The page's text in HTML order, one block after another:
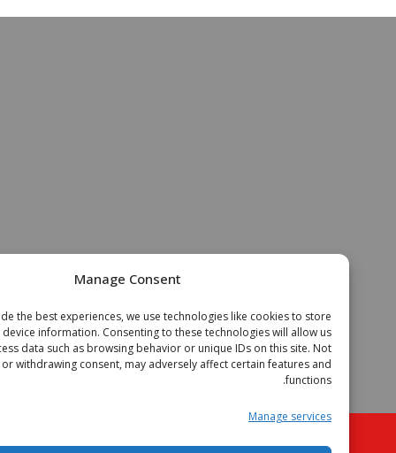
Manage Consent
To provide the best experiences, we use technologies like cookies to store
access device information. Consenting to these technologies will allow us
to process data such as browsing behavior or unique IDs on this site. Not
or withdrawing consent, may adversely affect certain features and
Manage services